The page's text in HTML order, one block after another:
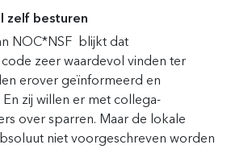
zelf besturen
NOC*NSF blijkt dat
zeer waardevol vinden ter
erover geïnformeerd en
zij willen er met collega-
over sparren. Maar de lokale
niet voorgeschreven worden